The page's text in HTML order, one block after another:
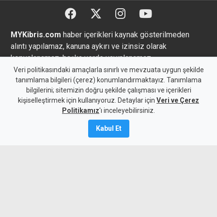
MYKibris.com haber içerikleri kaynak gösterilmeden
alıntı yapılamaz, kanuna aykırı ve izinsiz olarak
kopyalanamaz, başka yerde yayınlanamaz.
Copyright 2026 MYK Yayıncılık Limited’e aittir.
Künye
Veri politikasındaki amaçlarla sınırlı ve mevzuata uygun şekilde
tanımlama bilgileri (çerez) konumlandırmaktayız. Tanımlama
bilgilerini; sitemizin doğru şekilde çalışması ve içerikleri
kişiselleştirmek için kullanıyoruz. Detaylar için Veri ve Çerez
Politikamız'ı inceleyebilirsiniz.
Kabul Et